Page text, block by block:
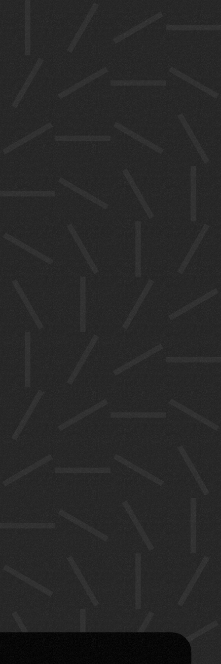
പ്രതിനിധി
നടത്തും